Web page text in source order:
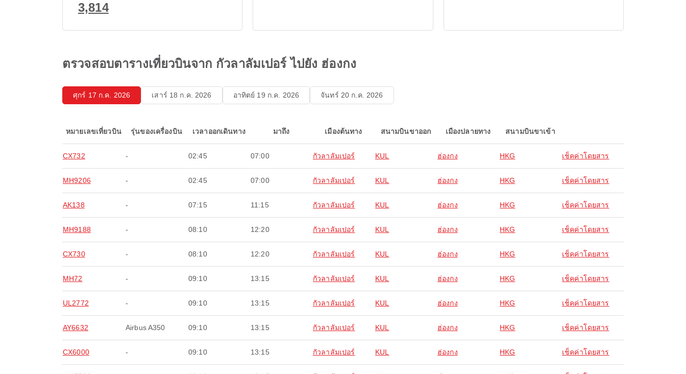
3,814
ตรวจสอบตารางเที่ยวบินจาก กัวลาลัมเปอร์ ไปยัง ฮ่องกง
ศุกร์ 17 ก.ค. 2026 เสาร์ 18 ก.ค. 2026 อาทิตย์ 19 ก.ค. 2026 จันทร์ 20 ก.ค. 2026
หมายเลขเที่ยวบิน รุ่นของเครื่องบิน เวลาออกเดินทาง มาถึง เมืองต้นทาง สนามบินขาออก เมืองปลายทาง สนามบินขาเข้า
CX732 - 02:45 07:00 กัวลาลัมเปอร์ KUL ฮ่องกง HKG เช็คค่าโดยสาร
MH9206 - 02:45 07:00 กัวลาลัมเปอร์ KUL ฮ่องกง HKG เช็คค่าโดยสาร
AK138 - 07:15 11:15 กัวลาลัมเปอร์ KUL ฮ่องกง HKG เช็คค่าโดยสาร
MH9188 - 08:10 12:20 กัวลาลัมเปอร์ KUL ฮ่องกง HKG เช็คค่าโดยสาร
CX730 - 08:10 12:20 กัวลาลัมเปอร์ KUL ฮ่องกง HKG เช็คค่าโดยสาร
MH72 - 09:10 13:15 กัวลาลัมเปอร์ KUL ฮ่องกง HKG เช็คค่าโดยสาร
UL2772 - 09:10 13:15 กัวลาลัมเปอร์ KUL ฮ่องกง HKG เช็คค่าโดยสาร
AY6632 Airbus A350 09:10 13:15 กัวลาลัมเปอร์ KUL ฮ่องกง HKG เช็คค่าโดยสาร
CX6000 - 09:10 13:15 กัวลาลัมเปอร์ KUL ฮ่องกง HKG เช็คค่าโดยสาร